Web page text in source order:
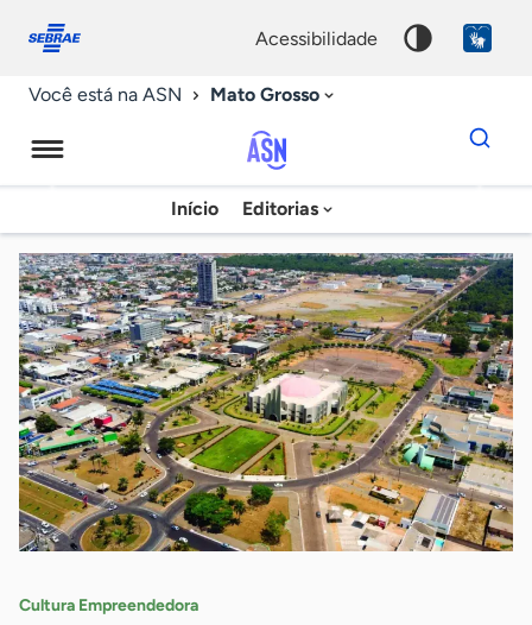
conosco
acessibilidade
Você está na ASN Mato Grosso
Agência
Sebrae
de
Notícias
Início Editorias
Dados
para
chave
Cultura Empreendedora